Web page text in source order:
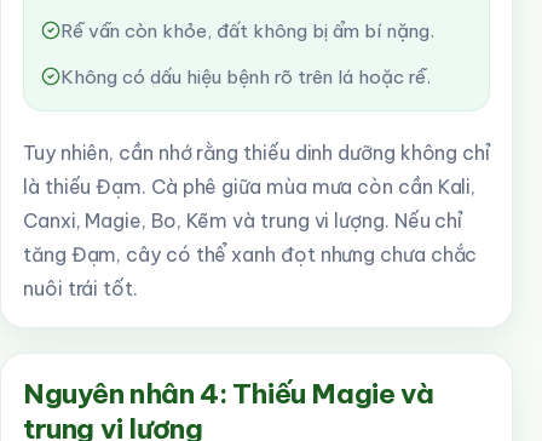
Rễ vẫn còn khỏe, đất không bị ẩm bí nặng.
Không có dấu hiệu bệnh rõ trên lá hoặc rễ.
Tuy nhiên, cần nhớ rằng thiếu dinh dưỡng không chỉ
là thiếu Đạm. Cà phê giữa mùa mưa còn cần Kali,
Canxi, Magie, Bo, Kẽm và trung vi lượng. Nếu chỉ
tăng Đạm, cây có thể xanh đọt nhưng chưa chắc
nuôi trái tốt.
Nguyên nhân 4: Thiếu Magie và
trung vi lượng